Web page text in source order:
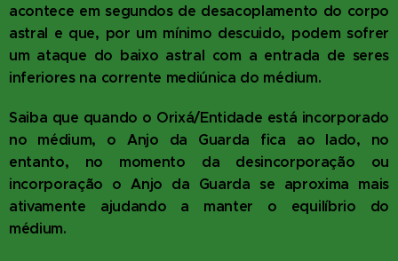
acontece em segundos de desacoplamento do corpo
astral e que, por um mínimo descuido, podem sofrer
um ataque do baixo astral com a entrada de seres
inferiores na corrente mediúnica do médium.
Saiba que quando o Orixá/Entidade está incorporado
no médium, o Anjo da Guarda fica ao lado, no
entanto, no momento da desincorporação ou
incorporação o Anjo da Guarda se aproxima mais
ativamente ajudando a manter o equilíbrio do
médium.